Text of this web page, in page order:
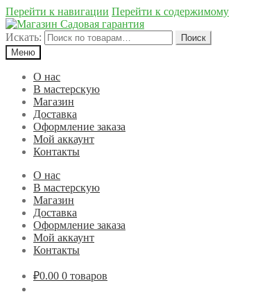
Перейти к навигации Перейти к содержимому
Искать:
Поиск
Меню
О нас
В мастерскую
Магазин
Доставка
Оформление заказа
Мой аккаунт
Контакты
О нас
В мастерскую
Магазин
Доставка
Оформление заказа
Мой аккаунт
Контакты
₽0.00 0 товаров